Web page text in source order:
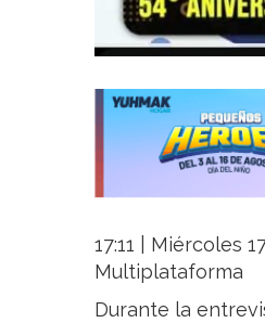
17:11 | Miércoles
Multiplataforma
Durante la